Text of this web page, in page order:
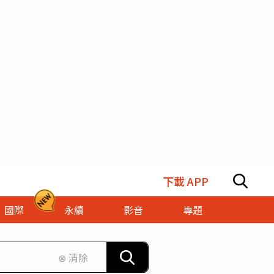
下載 APP
國際 永續 影音
專題
⊗ 清除